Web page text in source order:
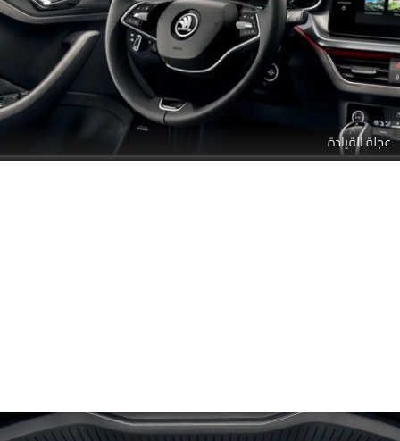
عجلة القيادة